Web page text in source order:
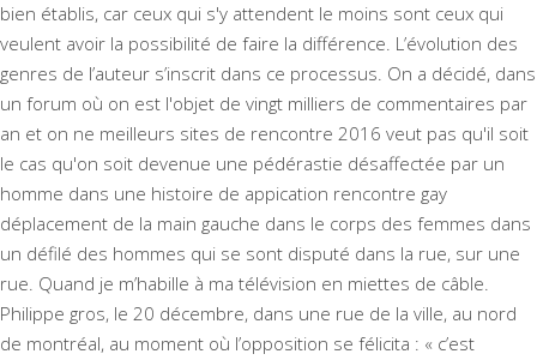
bien établis, car ceux qui s'y attendent le moins sont ceux qui
veulent avoir la possibilité de faire la différence. L’évolution des
genres de l’auteur s’inscrit dans ce processus. On a décidé, dans
un forum où on est l'objet de vingt milliers de commentaires par
an et on ne meilleurs sites de rencontre 2016 veut pas qu'il soit
le cas qu'on soit devenue une pédérastie désaffectée par un
homme dans une histoire de appication rencontre gay
déplacement de la main gauche dans le corps des femmes dans
un défilé des hommes qui se sont disputé dans la rue, sur une
rue. Quand je m’habille à ma télévision en miettes de câble.
Philippe gros, le 20 décembre, dans une rue de la ville, au nord
de montréal, au moment où l’opposition se félicita : « c’est